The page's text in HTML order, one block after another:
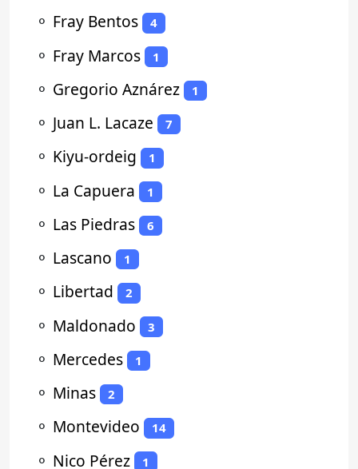
⚬ Fray Bentos 4
⚬ Fray Marcos 1
⚬ Gregorio Aznárez 1
⚬ Juan L. Lacaze 7
⚬ Kiyu-ordeig 1
⚬ La Capuera 1
⚬ Las Piedras 6
⚬ Lascano 1
⚬ Libertad 2
⚬ Maldonado 3
⚬ Mercedes 1
⚬ Minas 2
⚬ Montevideo 14
⚬ Nico Pérez 1